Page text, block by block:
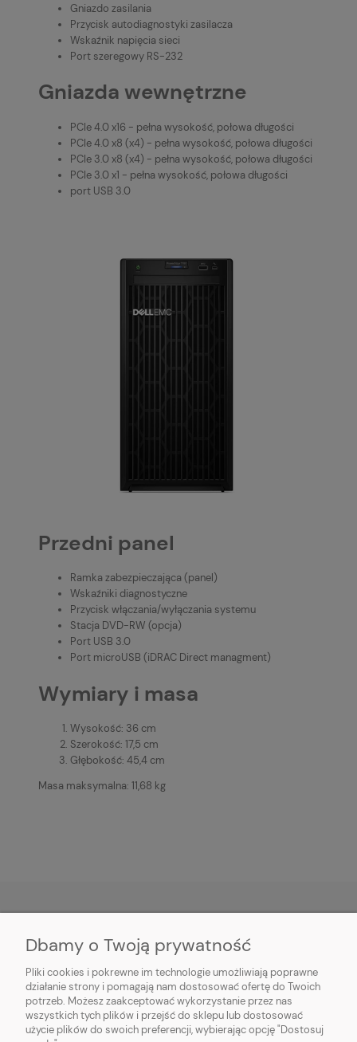
Gniazdo zasilania
Przycisk autodiagnostyki zasilacza
Wskaźnik napięcia sieci
Port szeregowy RS-232
Gniazda wewnętrzne
PCIe 4.0 x16 - pełna wysokość, połowa długości
PCIe 4.0 x8 (x4) - pełna wysokość, połowa długości
PCIe 3.0 x8 (x4) - pełna wysokość, połowa długości
PCIe 3.0 x1 - pełna wysokość, połowa długości
port USB 3.0
Przedni panel
Ramka zabezpieczająca (panel)
Wskaźniki diagnostyczne
Przycisk włączania/wyłączania systemu
Stacja DVD-RW (opcja)
Port USB 3.0
Port microUSB (iDRAC Direct managment)
Wymiary i masa
Wysokość: 36 cm
Szerokość: 17,5 cm
Głębokość: 45,4 cm
Masa maksymalna: 11,68 kg
O NAS
INFORMACJE
PŁATNOŚCI I DOSTAWA
Dbamy o Twoją prywatność
Pliki cookies i pokrewne im technologie umożliwiają poprawne
działanie strony i pomagają nam dostosować ofertę do Twoich
potrzeb. Możesz zaakceptować wykorzystanie przez nas
wszystkich tych plików i przejść do sklepu lub dostosować
użycie plików do swoich preferencji, wybierając opcję "Dostosuj